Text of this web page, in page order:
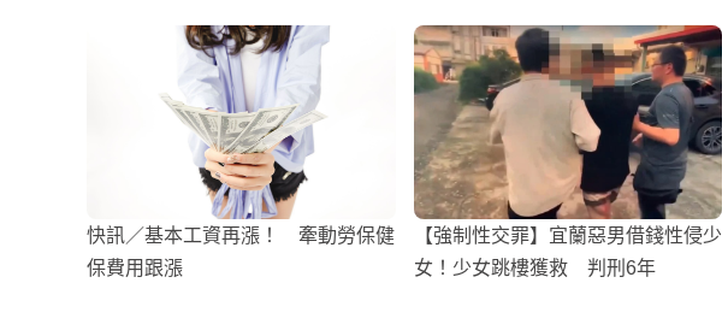
快訊／基本工資再漲！ 牽動勞保健
保費用跟漲
【強制性交罪】宜蘭惡男借錢性侵少
女！少女跳樓獲救 判刑6年